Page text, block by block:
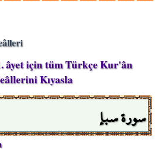
âyet için tüm Türkçe Kur'ân
Kıyasla
سورة سبإ